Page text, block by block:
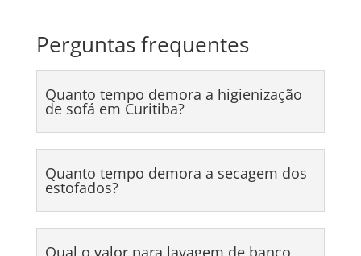
Perguntas frequentes
Quanto tempo demora a higienização
de sofá em Curitiba?
Quanto tempo demora a secagem dos
estofados?
Qual o valor para lavagem de banco